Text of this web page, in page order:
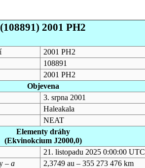
(108891) 2001 PH2
2001 PH2
108891
2001 PH2
Objevena
3. srpna 2001
Haleakala
NEAT
Elementy dráhy
(Ekvinokcium J2000,0)
21. listopadu 2025 0:00:00 UTC
– a
2,3749 au – 355 273 476 km